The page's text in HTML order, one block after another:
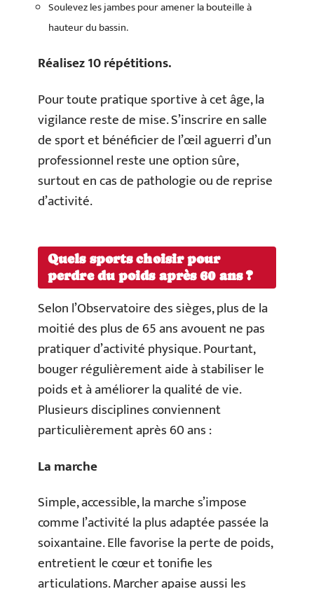
Soulevez les jambes pour amener la bouteille à
hauteur du bassin.
Réalisez 10 répétitions.
Pour toute pratique sportive à cet âge, la
vigilance reste de mise. S’inscrire en salle
de sport et bénéficier de l’œil aguerri d’un
professionnel reste une option sûre,
surtout en cas de pathologie ou de reprise
d’activité.
Quels sports choisir pour
perdre du poids après 60 ans ?
Selon l’Observatoire des sièges, plus de la
moitié des plus de 65 ans avouent ne pas
pratiquer d’activité physique. Pourtant,
bouger régulièrement aide à stabiliser le
poids et à améliorer la qualité de vie.
Plusieurs disciplines conviennent
particulièrement après 60 ans :
La marche
Simple, accessible, la marche s’impose
comme l’activité la plus adaptée passée la
soixantaine. Elle favorise la perte de poids,
entretient le cœur et tonifie les
articulations. Marcher apaise aussi les